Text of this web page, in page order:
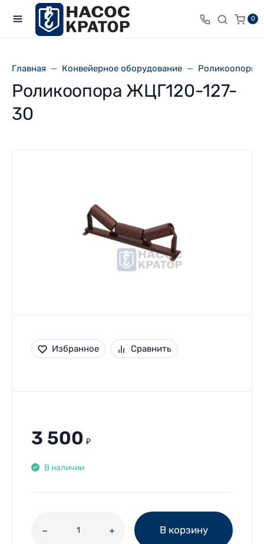
0
Главная Конвейерное оборудование Роликоопоры
Роликоопора ЖЦГ120-127-
30
Избранное Сравнить
3 500 ₽
В наличии
В корзину